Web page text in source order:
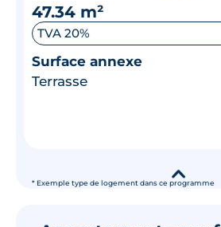
* Exemple type de logement dans ce programme
47.34 m²
TVA 20%
Surface annexe
Terrasse
▾